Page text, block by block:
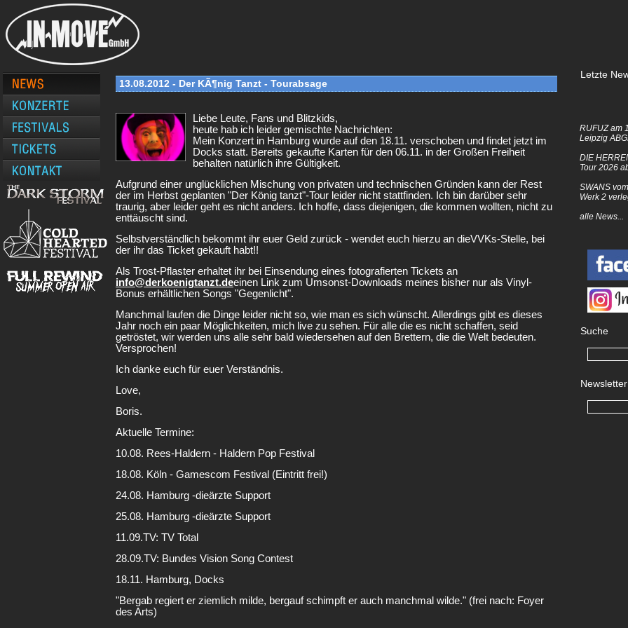
13.08.2012 - Der KÃ¶nig Tanzt - Tourabsage
Liebe Leute, Fans und Blitzkids,
heute hab ich leider gemischte Nachrichten:
Mein Konzert in Hamburg wurde auf den 18.11. verschoben und findet jetzt im
Docks statt. Bereits gekaufte Karten für den 06.11. in der Großen Freiheit
behalten natürlich ihre Gültigkeit.
Aufgrund einer unglücklichen Mischung von privaten und technischen Gründen kann der Rest
der im Herbst geplanten "Der König tanzt"-Tour leider nicht stattfinden. Ich bin darüber sehr
traurig, aber leider geht es nicht anders. Ich hoffe, dass diejenigen, die kommen wollten, nicht zu
enttäuscht sind.
Selbstverständlich bekommt ihr euer Geld zurück - wendet euch hierzu an dieVVKs-Stelle, bei
der ihr das Ticket gekauft habt!!
Als Trost-Pflaster erhaltet ihr bei Einsendung eines fotografierten Tickets an
info@derkoenigtanzt.deeinen Link zum Umsonst-Downloads meines bisher nur als Vinyl-
Bonus erhältlichen Songs "Gegenlicht".
Manchmal laufen die Dinge leider nicht so, wie man es sich wünscht. Allerdings gibt es dieses
Jahr noch ein paar Möglichkeiten, mich live zu sehen. Für alle die es nicht schaffen, seid
getröstet, wir werden uns alle sehr bald wiedersehen auf den Brettern, die die Welt bedeuten.
Versprochen!
Ich danke euch für euer Verständnis.
Love,
Boris.
Aktuelle Termine:
10.08. Rees-Haldern - Haldern Pop Festival
18.08. Köln - Gamescom Festival (Eintritt frei!)
24.08. Hamburg -dieärzte Support
25.08. Hamburg -dieärzte Support
11.09.TV: TV Total
28.09.TV: Bundes Vision Song Contest
18.11. Hamburg, Docks
"Bergab regiert er ziemlich milde, bergauf schimpft er auch manchmal wilde." (frei nach: Foyer
des Arts)
Letzte
RUFUZ am
Leipzig
DIE
Tour 2026
SWANS
Werk 2
alle News...
Suche
Newsletter